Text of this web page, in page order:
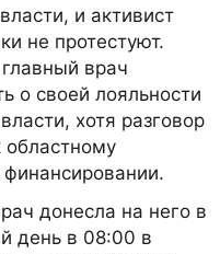
и активист
не протестуют.
врач
о своей лояльности
хотя разговор
областному
донесла на него в
день в 08:00 в